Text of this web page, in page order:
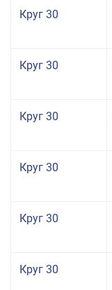
Круг 30
Круг 30
Круг 30
Круг 30
Круг 30
Круг 30